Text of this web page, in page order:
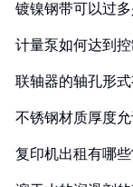
镀镍钢带可以过
计量泵如何达到
联轴器的轴孔形
不锈钢材质厚度
复印机出租有哪